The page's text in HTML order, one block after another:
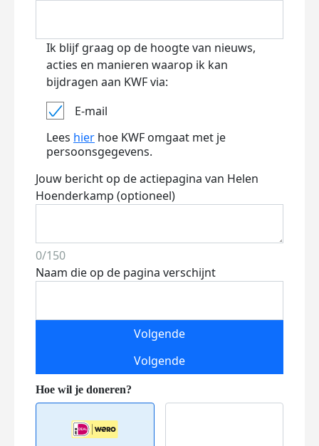
Ik blijf graag op de hoogte van nieuws,
acties en manieren waarop ik kan
bijdragen aan KWF via:
E-mail
Lees hier hoe KWF omgaat met je
persoonsgegevens.
Jouw bericht op de actiepagina van Helen
Hoenderkamp (optioneel)
0/150
Naam die op de pagina verschijnt
Volgende
Volgende